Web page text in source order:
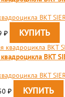
BKT
₽
BKT
BKT
₽